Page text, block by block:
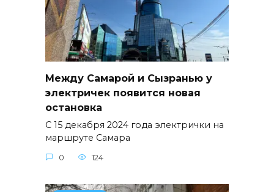
Между Самарой и Сызранью у
электричек появится новая
остановка
С 15 декабря 2024 года электрички на
маршруте Самара
0 124